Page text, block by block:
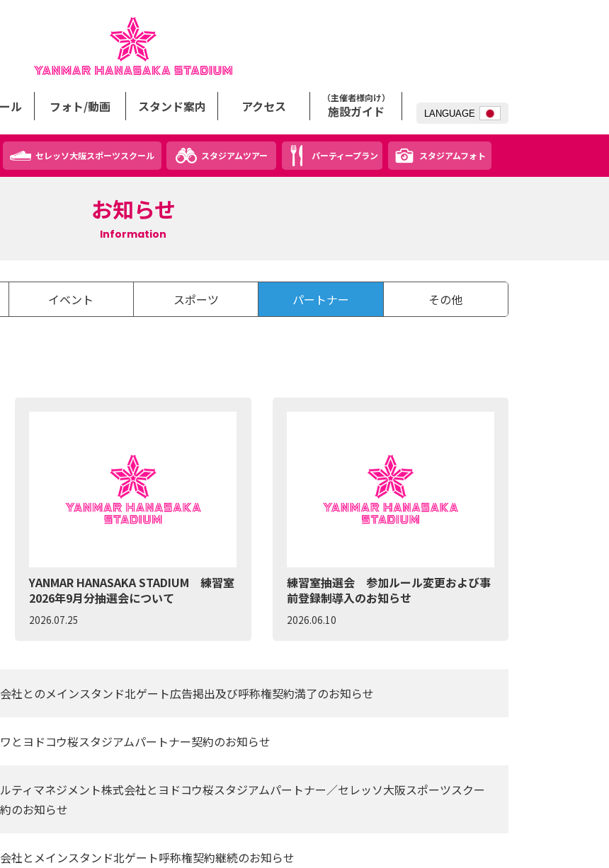
ル フォト/動画 スタンド案内 アクセス
（主催者様向け）
施設ガイド
セレッソ大阪スポーツスクール スタジアムツアー パーティープラン スタジアムフォト
LANGUAGE
お知らせ
Information
イベント スポーツ パートナー その他
YANMAR HANASAKA STADIUM 練習室
2026年9月分抽選会について
2026.07.25
練習室抽選会 参加ルール変更および事
前登録制導入のお知らせ
2026.06.10
社とのメインスタンド北ゲート広告掲出及び呼称権契約満了のお知らせ
とヨドコウ桜スタジアムパートナー契約のお知らせ
ティマネジメント株式会社とヨドコウ桜スタジアムパートナー／セレッソ大阪スポーツスクー
のお知らせ
社とメインスタンド北ゲート呼称権契約継続のお知らせ